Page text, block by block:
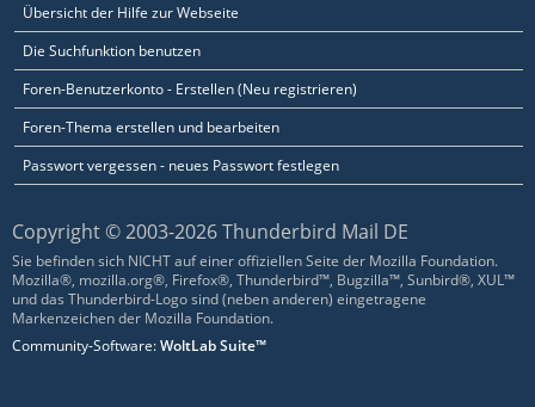
Übersicht der Hilfe zur Webseite
Die Suchfunktion benutzen
Foren-Benutzerkonto - Erstellen (Neu registrieren)
Foren-Thema erstellen und bearbeiten
Passwort vergessen - neues Passwort festlegen
Copyright © 2003-2026 Thunderbird Mail DE
Sie befinden sich NICHT auf einer offiziellen Seite der Mozilla Foundation.
Mozilla®, mozilla.org®, Firefox®, Thunderbird™, Bugzilla™, Sunbird®, XUL™
und das Thunderbird-Logo sind (neben anderen) eingetragene
Markenzeichen der Mozilla Foundation.
Community-Software:WoltLab Suite™